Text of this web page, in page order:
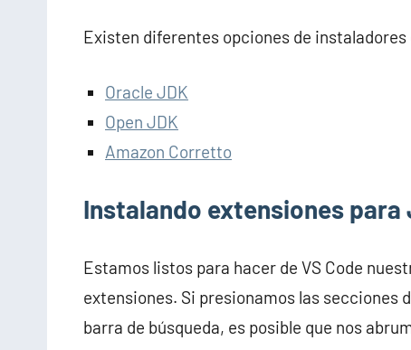
Existen diferentes opciones de
Oracle JDK
Open JDK
Amazon Corretto
Instalando extensiones para
Estamos listos para hacer de VS Code
extensiones. Si presionamos las secciones
barra de búsqueda, es posible que nos